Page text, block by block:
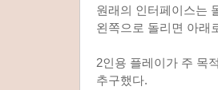
원래의 인터페이스는
왼쪽으로 돌리면 아래
2인용 플레이가 주 목
추구했다.